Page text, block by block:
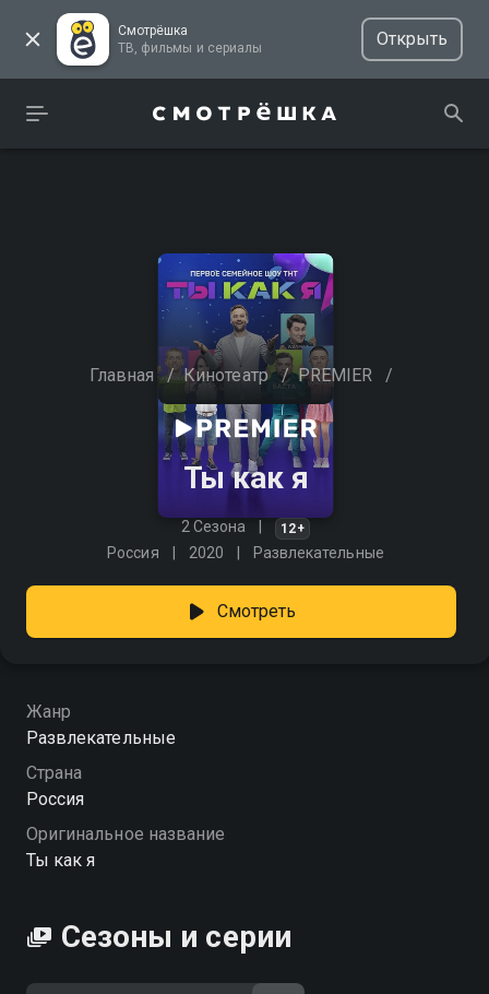
Смотрёшка
ТВ, фильмы и сериалы
Открыть
Главная / Кинотеатр / PREMIER /
Ты как я
2 Сезона 12+
Россия 2020 Развлекательные
Смотреть
Жанр
Развлекательные
Страна
Россия
Оригинальное название
Ты как я
Сезоны и серии